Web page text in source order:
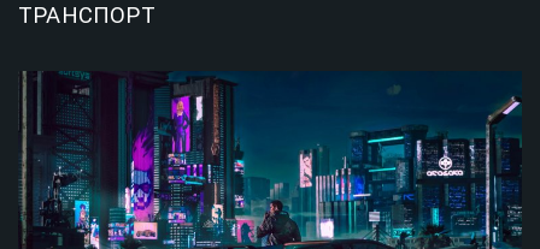
ТРАНСПОРТ